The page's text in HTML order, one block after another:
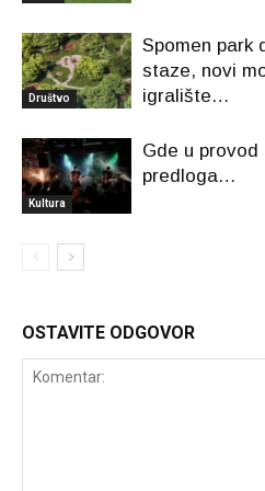
Društvo
Spomen park
staze, novi
igralište…
Kultura
Gde u
predloga…
OSTAVITE ODGOVOR